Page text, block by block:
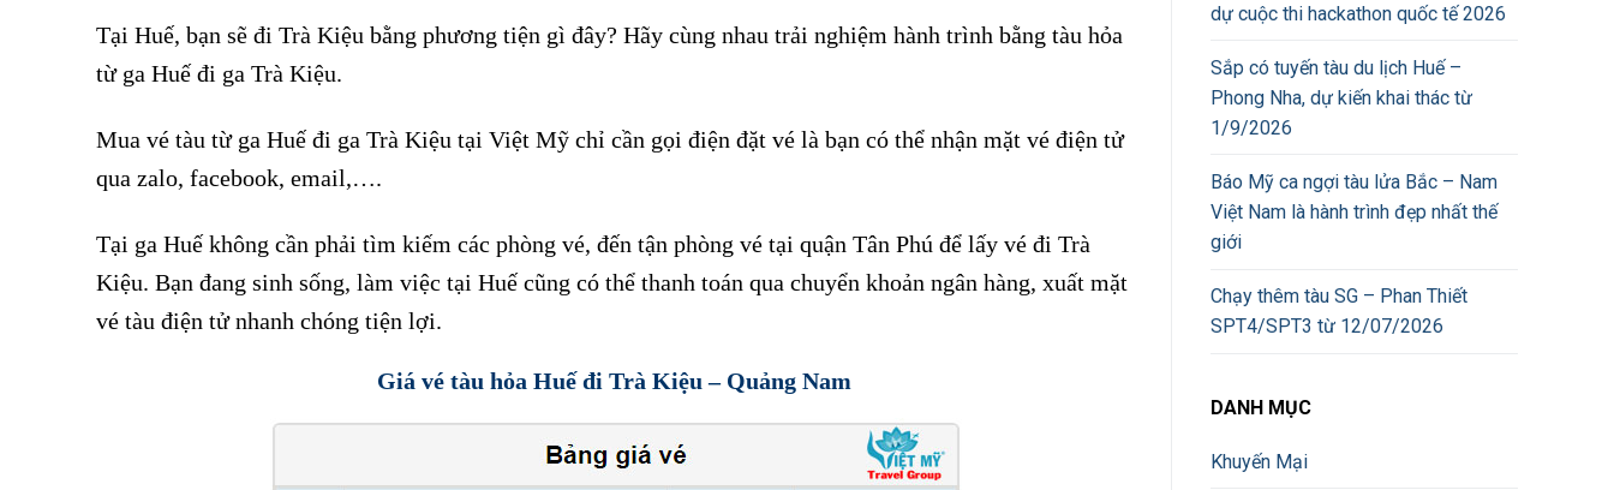
Tại Huế, bạn sẽ đi Trà Kiệu bằng phương tiện gì đây? Hãy cùng nhau trải nghiệm hành trình bằng tàu hỏa
từ ga Huế đi ga Trà Kiệu.
Mua vé tàu từ ga Huế đi ga Trà Kiệu tại Việt Mỹ chỉ cần gọi điện đặt vé là bạn có thể nhận mặt vé điện tử
qua zalo, facebook, email,….
Tại ga Huế không cần phải tìm kiếm các phòng vé, đến tận phòng vé tại quận Tân Phú để lấy vé đi Trà
Kiệu. Bạn đang sinh sống, làm việc tại Huế cũng có thể thanh toán qua chuyển khoản ngân hàng, xuất mặt
vé tàu điện tử nhanh chóng tiện lợi.
Giá vé tàu hỏa Huế đi Trà Kiệu – Quảng Nam
dự cuộc thi hackathon quốc tế 2026
Sắp có tuyến tàu du lịch Huế –
Phong Nha, dự kiến khai thác từ
1/9/2026
Báo Mỹ ca ngợi tàu lửa Bắc – Nam
Việt Nam là hành trình đẹp nhất thế
giới
Chạy thêm tàu SG – Phan Thiết
SPT4/SPT3 từ 12/07/2026
DANH MỤC
Khuyến Mại